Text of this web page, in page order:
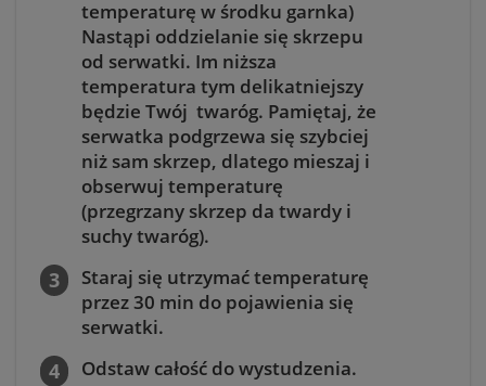
temperaturę w środku garnka)
Nastąpi oddzielanie się skrzepu
od serwatki. Im niższa
temperatura tym delikatniejszy
będzie Twój twaróg. Pamiętaj, że
serwatka podgrzewa się szybciej
niż sam skrzep, dlatego mieszaj i
obserwuj temperaturę
(przegrzany skrzep da twardy i
suchy twaróg).
Staraj się utrzymać temperaturę
przez 30 min do pojawienia się
serwatki.
Odstaw całość do wystudzenia.